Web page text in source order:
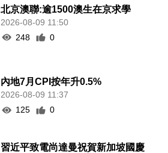
北京澳聯:逾1500澳生在京求學
2026-08-09 11:50
248
0
內地7月CPI按年升0.5%
2026-08-09 11:37
125
0
習近平致電尚達曼祝賀新加坡國慶